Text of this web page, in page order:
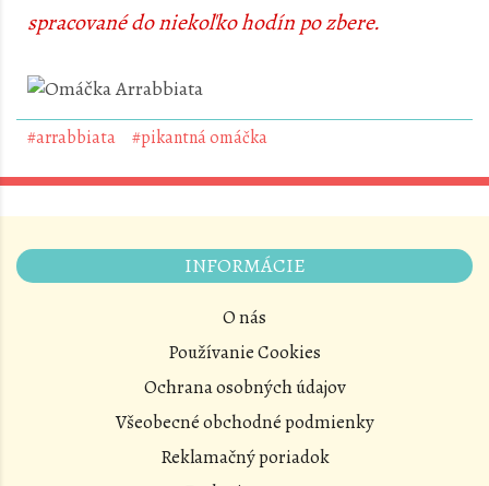
spracované do niekoľko hodín po zbere.
#arrabbiata #pikantná omáčka
INFORMÁCIE
O nás
Používanie Cookies
Ochrana osobných údajov
Všeobecné obchodné podmienky
Reklamačný poriadok